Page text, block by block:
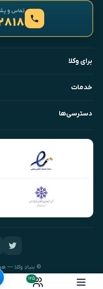
۱۲۵
تماس و
برای وکلا
خدمات
دسترسی‌ها
© بنیادِ وکلا —
طراحی و